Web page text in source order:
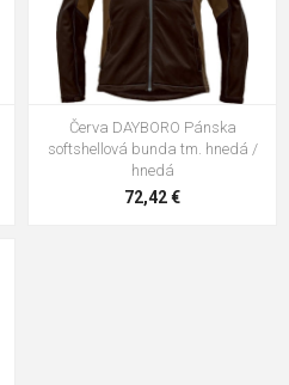
Červa DAYBORO Pánska
softshellová bunda tm. hnedá /
hnedá
72,42 €